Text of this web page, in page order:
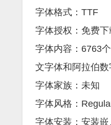
字体格式：TTF
字体授权：免费下
字体内容：6763
文字体和阿拉伯数
字体家族：未知
字体风格：
字体安装：安装嵌